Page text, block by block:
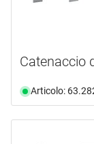
Catenaccio
Articolo: